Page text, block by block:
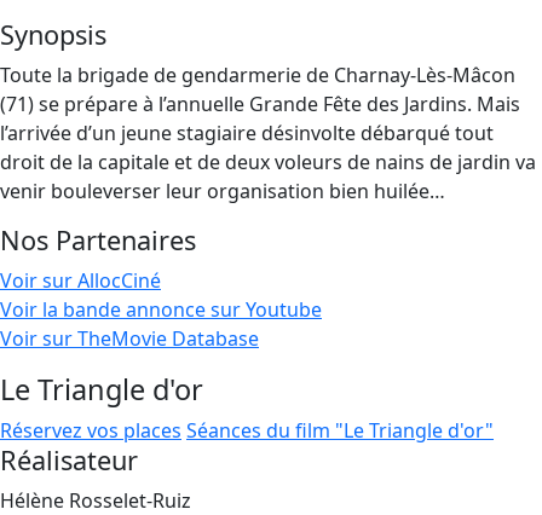
Synopsis
Toute la brigade de gendarmerie de Charnay-Lès-Mâcon
(71) se prépare à l’annuelle Grande Fête des Jardins. Mais
l’arrivée d’un jeune stagiaire désinvolte débarqué tout
droit de la capitale et de deux voleurs de nains de jardin va
venir bouleverser leur organisation bien huilée…
Nos Partenaires
Voir sur AllocCiné
Voir la bande annonce sur Youtube
Voir sur TheMovie Database
Le Triangle d'or
Réservez vos places Séances du film "Le Triangle d'or"
Réalisateur
Hélène Rosselet-Ruiz